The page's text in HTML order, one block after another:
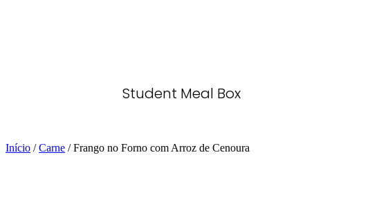
Student Meal Box
Início /Carne / Frango no Forno com Arroz de Cenoura